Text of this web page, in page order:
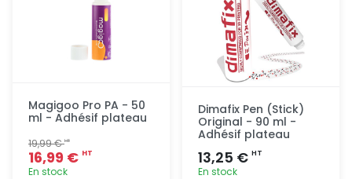
Magigoo Pro PA - 50
ml - Adhésif plateau
19,99 €HT
16,99 € HT
En stock
Dimafix Pen (Stick)
Original - 90 ml -
Adhésif plateau
13,25 € HT
En stock